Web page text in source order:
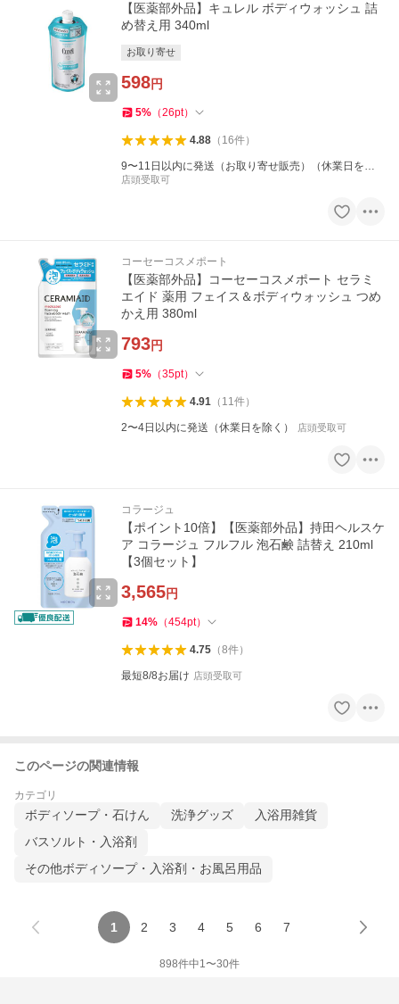
【医薬部外品】キュレル ボディウォッシュ 詰
め替え用 340ml
お取り寄せ
598円
5% （26pt）
4.88（ 16件）
9〜11日以内に発送（お取り寄せ販売）（休業日を除
く）
店頭受取可
コーセーコスメポート
【医薬部外品】コーセーコスメポート セラミ
エイド 薬用 フェイス＆ボディウォッシュ つめ
かえ用 380ml
793円
5% （35pt）
4.91（ 11件）
2〜4日以内に発送（休業日を除く） 店頭受取可
コラージュ
【ポイント10倍】【医薬部外品】持田ヘルスケ
ア コラージュ フルフル 泡石鹸 詰替え 210ml
【3個セット】
3,565円
14% （454pt）
4.75（8件）
最短8/8お届け 店頭受取可
このページの関連情報
カテゴリ
ボディソープ・石けん 洗浄グッズ
入浴用雑貨
バスソルト・入浴剤
その他ボディソープ・入浴剤・お風呂用品
1 2 3 4 5 6 7
898件中1〜30件